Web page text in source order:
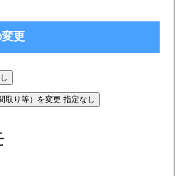
更
取り等）を変更 指定なし